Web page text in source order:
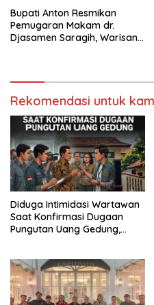
Bupati Anton Resmikan
Pemugaran Makam dr.
Djasamen Saragih, Warisan
Rekomendasi untuk
Diduga Intimidasi Wartawan
Saat Konfirmasi Dugaan
Pungutan Uang Gedung,
Buka suara